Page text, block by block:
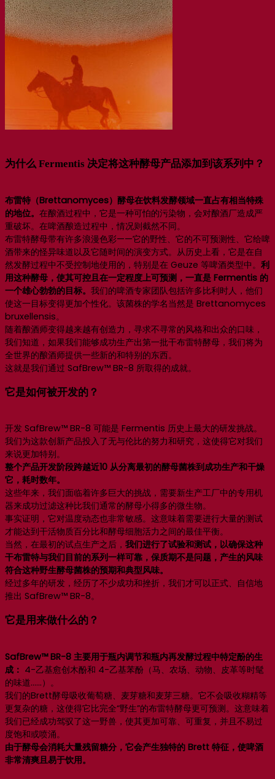
为什么 Fermentis 决定将这种酵母产品添加到该系列中？
布雷特（Brettanomyces）酵母在饮料发酵领域一直占有相当特殊
的地位。 在酿酒过程中，它是一种可怕的污染物，会对酿酒厂造成严
重破坏。在啤酒酿造过程中，情况则截然不同。
布雷特酵母带有许多浪漫色彩——它的野性、它的不可预测性、它给啤
酒带来的怪异味道以及它随时间的演变方式。从历史上看，它是在自
然发酵过程中不受控制地使用的，特别是在 Geuze 等啤酒类型中。 利
用这种酵母，使其可控且在一定程度上可预测，一直是 Fermentis 的
一个雄心勃勃的目标。 我们的啤酒专家团队包括许多比利时人，他们
使这一目标变得更加个性化。该菌株的学名当然是 Brettanomyces
bruxellensis。
随着酿酒师变得越来越有创造力，寻求不寻常的风格和出众的口味，
我们知道，如果我们能够成功生产出第一批干布雷特酵母，我们将为
全世界的酿酒师提供一些新的和特别的东西。
这就是我们通过 SafBrew™ BR-8 所取得的成就。
它是如何被开发的？
开发 SafBrew™ BR-8 可能是 Fermentis 历史上最大的研发挑战。
我们为这款创新产品投入了无与伦比的努力和研究，这使得它对我们
来说更加特别。
整个产品开发阶段跨越近10 从分离最初的酵母菌株到成功生产和干燥
它，耗时数年。
这些年来，我们面临着许多巨大的挑战，需要新生产工厂中的专用机
器来成功过滤这种比我们通常的酵母小得多的微生物。
事实证明，它对温度动态也非常敏感。这意味着需要进行大量的测试
才能达到干活物质百分比和酵母细胞活力之间的最佳平衡。
当然，在最初的试点生产之后， 我们进行了试验和测试，以确保这种
干布雷特与我们目前的系列一样可靠，保质期不是问题，产生的风味
符合这种野生酵母菌株的预期和典型风味。
经过多年的研发，经历了不少成功和挫折，我们才可以正式、自信地
推出 SafBrew™ BR-8。
它是用来做什么的？
SafBrew™ BR-8 主要用于瓶内调节和瓶内再发酵过程中特定酚的生
成： 4-乙基愈创木酚和 4-乙基苯酚（马、农场、动物、皮革等时髦
的味道……）。
我们的Brett酵母吸收葡萄糖、麦芽糖和麦芽三糖。它不会吸收糊精等
更复杂的糖，这使得它比完全“野生”的布雷特酵母更可预测。这意味着
我们已经成功驾驭了这一野兽，使其更加可靠、可重复，并且不易过
度饱和或喷涌。
由于酵母会消耗大量残留糖分，它会产生独特的 Brett 特征，使啤酒
非常清爽且易于饮用。